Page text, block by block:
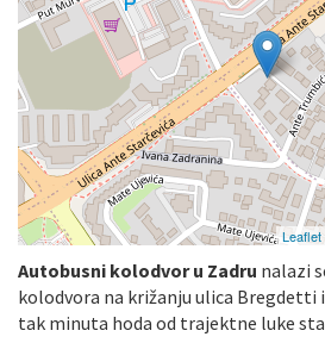
Leaflet
Autobusni kolodvor u Zadru nalazi
kolodvora na križanju ulica Bregdetti
tak minuta hoda od trajektne luke